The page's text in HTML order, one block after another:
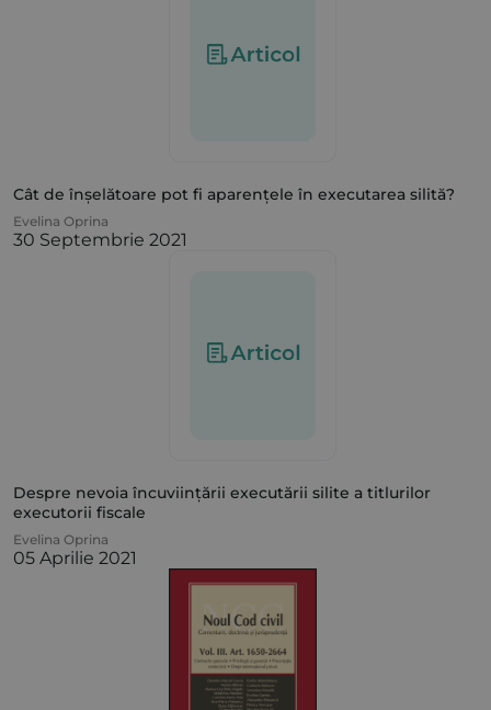
Cât de înșelătoare pot fi aparențele în executarea silită?
Evelina Oprina
30 Septembrie 2021
Despre nevoia încuviințării executării silite a titlurilor
executorii fiscale
Evelina Oprina
05 Aprilie 2021